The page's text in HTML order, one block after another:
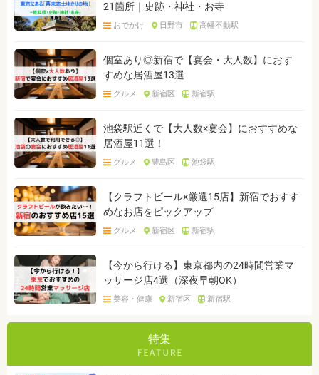
21箇所｜史跡・神社・お寺
おでかけ 日野市 高幡不動駅
個室あり◎新宿で【宴会・大人数】におす
すめな居酒屋13選
グルメ 新宿区 新宿駅
池袋駅近くで【大人数×宴会】におすすめな
居酒屋11選！
グルメ 豊島区 池袋駅
【クラフトビール×厳選15店】新宿でおすす
めなお店をピックアップ
グルメ 新宿区 新宿駅
【今から行ける】東京都内の24時間営業マ
ッサージ店4選（深夜早朝OK）
美容・健康 新宿区 新宿駅
特集